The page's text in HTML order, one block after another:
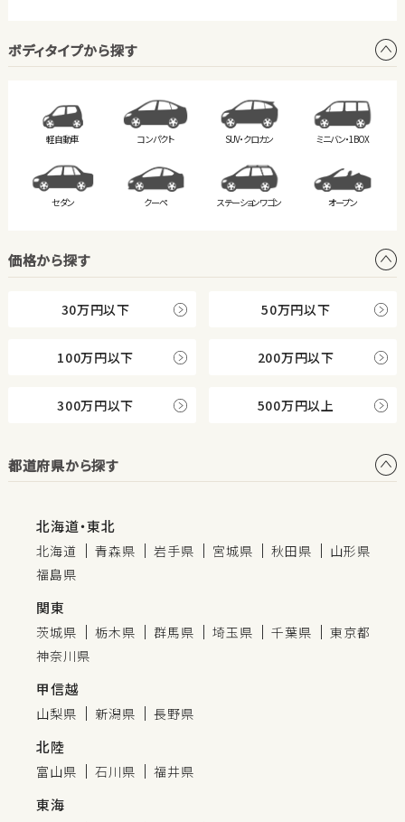
ボディタイプから探す
軽自動車 コンパクト SUV・クロカン ミニバン・1BOX
セダン クーペ ステーションワゴン オープン
価格から探す
30万円以下 50万円以下
100万円以下 200万円以下
300万円以下 500万円以上
都道府県から探す
北海道・東北
北海道 青森県 岩手県 宮城県 秋田県
山形県
福島県
関東
茨城県 栃木県 群馬県 埼玉県 千葉県
東京都
神奈川県
甲信越
山梨県 新潟県 長野県
北陸
富山県 石川県 福井県
東海